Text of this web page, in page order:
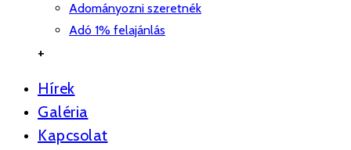
Adományozni szeretnék
Adó 1% felajánlás
+
Hírek
Galéria
Kapcsolat